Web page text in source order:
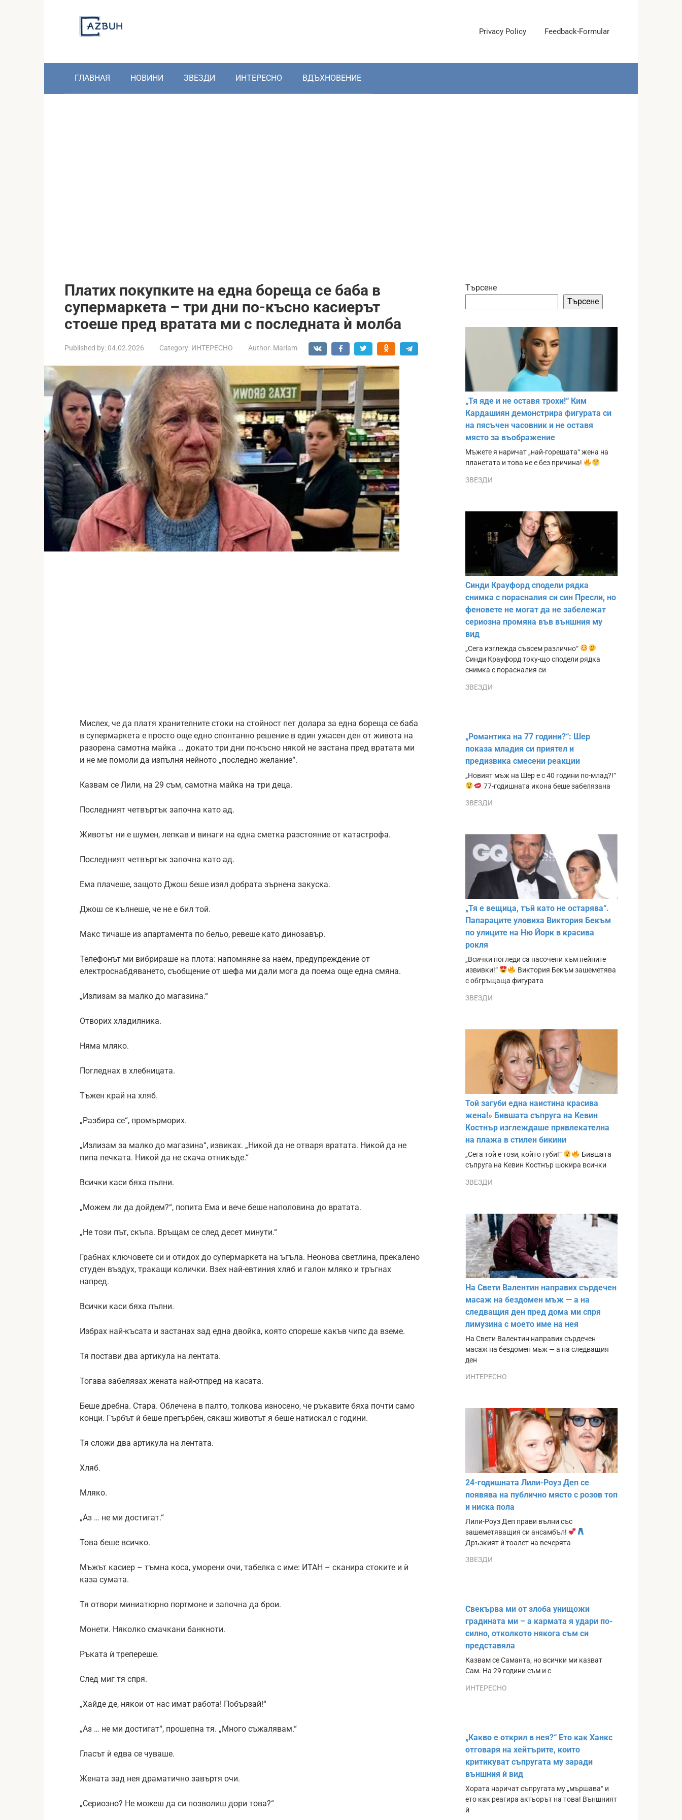
Privacy Policy Feedback-Formular
ГЛАВНАЯ НОВИНИ ЗВЕЗДИ ИНТЕРЕСНО ВДЪХНОВЕНИЕ
Платих покупките на една бореща се баба в
супермаркета – три дни по-късно касиерът
стоеше пред вратата ми с последната ѝ молба
Published by: 04.02.2026 Category: ИНТЕРЕСНО Author: Mariam
Мислех, че да платя хранителните стоки на стойност пет долара за една бореща се баба
в супермаркета е просто още едно спонтанно решение в един ужасен ден от живота на
разорена самотна майка … докато три дни по-късно някой не застана пред вратата ми
и не ме помоли да изпълня нейното „последно желание“.
Казвам се Лили, на 29 съм, самотна майка на три деца.
Последният четвъртък започна като ад.
Животът ни е шумен, лепкав и винаги на една сметка разстояние от катастрофа.
Последният четвъртък започна като ад.
Ема плачеше, защото Джош беше изял добрата зърнена закуска.
Джош се кълнеше, че не е бил той.
Макс тичаше из апартамента по бельо, ревеше като динозавър.
Телефонът ми вибрираше на плота: напомняне за наем, предупреждение от
електроснабдяването, съобщение от шефа ми дали мога да поема още една смяна.
„Излизам за малко до магазина.“
Отворих хладилника.
Няма мляко.
Погледнах в хлебницата.
Тъжен край на хляб.
„Разбира се“, промърморих.
„Излизам за малко до магазина“, извиках. „Никой да не отваря вратата. Никой да не
пипа печката. Никой да не скача отникъде.“
Всички каси бяха пълни.
„Можем ли да дойдем?“, попита Ема и вече беше наполовина до вратата.
„Не този път, скъпа. Връщам се след десет минути.“
Грабнах ключовете си и отидох до супермаркета на ъгъла. Неонова светлина, прекалено
студен въздух, тракащи колички. Взех най-евтиния хляб и галон мляко и тръгнах
напред.
Всички каси бяха пълни.
Избрах най-късата и застанах зад една двойка, която спореше какъв чипс да вземе.
Тя постави два артикула на лентата.
Тогава забелязах жената най-отпред на касата.
Беше дребна. Стара. Облечена в палто, толкова износено, че ръкавите бяха почти само
конци. Гърбът ѝ беше прегърбен, сякаш животът я беше натискал с години.
Тя сложи два артикула на лентата.
Хляб.
Мляко.
„Аз … не ми достигат.“
Това беше всичко.
Мъжът касиер – тъмна коса, уморени очи, табелка с име: ИТАН – сканира стоките и ѝ
каза сумата.
Тя отвори миниатюрно портмоне и започна да брои.
Монети. Няколко смачкани банкноти.
Ръката ѝ трепереше.
След миг тя спря.
„Хайде де, някои от нас имат работа! Побързай!“
„Аз … не ми достигат“, прошепна тя. „Много съжалявам.“
Гласът ѝ едва се чуваше.
Жената зад нея драматично завъртя очи.
„Сериозно? Не можеш да си позволиш дори това?“
Търсене
Търсене
„Тя яде и не оставя трохи!“ Ким
Кардашиян демонстрира фигурата си
на пясъчен часовник и не оставя
място за въображение
Мъжете я наричат „най-горещата“ жена на
планетата и това не е без причина!
ЗВЕЗДИ
Синди Крауфорд сподели рядка
снимка с порасналия си син Пресли, но
феновете не могат да не забележат
сериозна промяна във външния му
вид
„Сега изглежда съвсем различно“
Синди Крауфорд току-що сподели рядка
снимка с порасналия си
ЗВЕЗДИ
„Романтика на 77 години?“: Шер
показа младия си приятел и
предизвика смесени реакции
„Новият мъж на Шер е с 40 години по-млад?!“
77-годишната икона беше забелязана
ЗВЕЗДИ
„Тя е вещица, тъй като не остарява“.
Папараците уловиха Виктория Бекъм
по улиците на Ню Йорк в красива
рокля
„Всички погледи са насочени към нейните
извивки!“
Виктория Бекъм зашеметява
с обгръщаща фигурата
ЗВЕЗДИ
Той загуби една наистина красива
жена!» Бившата съпруга на Кевин
Костнър изглеждаше привлекателна
на плажа в стилен бикини
„Сега той е този, който губи!“
Бившата
съпруга на Кевин Костнър шокира всички
ЗВЕЗДИ
На Свети Валентин направих сърдечен
масаж на бездомен мъж — а на
следващия ден пред дома ми спря
лимузина с моето име на нея
На Свети Валентин направих сърдечен
масаж на бездомен мъж — а на следващия
ден
ИНТЕРЕСНО
24-годишната Лили-Роуз Деп се
появява на публично място с розов топ
и ниска пола
Лили-Роуз Деп прави вълни със
зашеметяващия си ансамбъл!
Дръзкият ѝ тоалет на вечерята
ЗВЕЗДИ
Свекърва ми от злоба унищожи
градината ми – а кармата я удари по-
силно, отколкото някога съм си
представяла
Казвам се Саманта, но всички ми казват
Сам. На 29 години съм и с
ИНТЕРЕСНО
„Какво е открил в нея?“ Ето как Ханкс
отговаря на хейтърите, които
критикуват съпругата му заради
външния ѝ вид
Хората наричат съпругата му „мършава“ и
ето как реагира актьорът на това! Външният
ѝ